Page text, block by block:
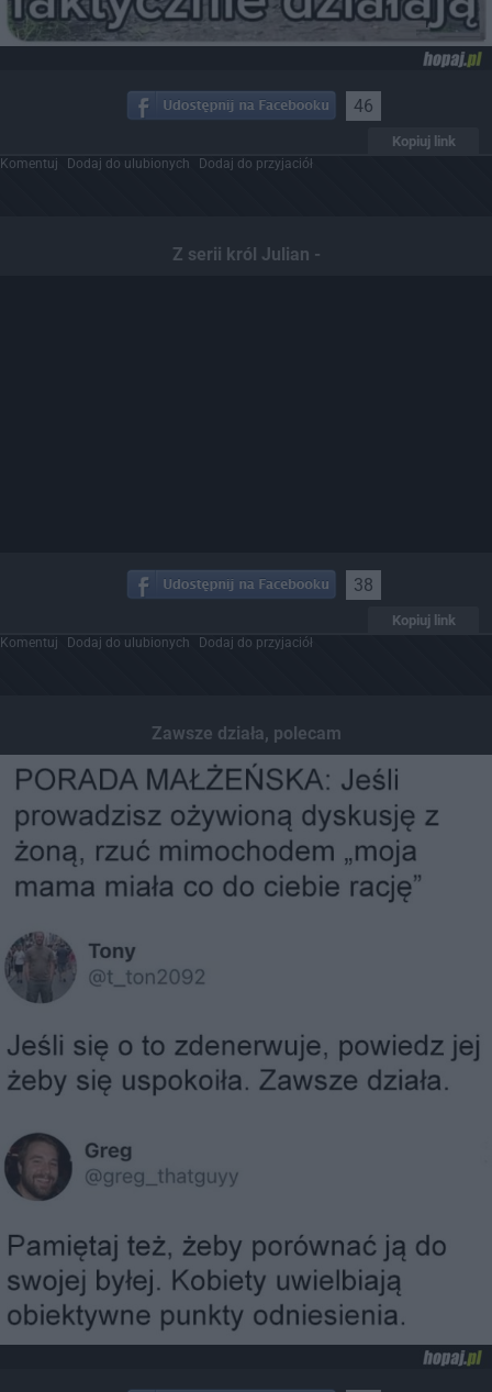
46
Kopiuj link
Komentuj Dodaj do ulubionych Dodaj do przyjaciół
Z serii król Julian -
38
Kopiuj link
Komentuj Dodaj do ulubionych Dodaj do przyjaciół
Zawsze działa, polecam